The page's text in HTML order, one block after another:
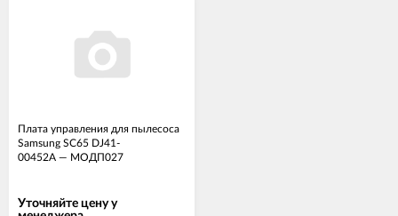
Плата управления для пылесоса
Samsung SC65 DJ41-
00452A — МОДП027
Уточняйте цену у